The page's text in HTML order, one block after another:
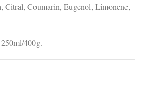
Citral, Coumarin, Eugenol, Limonene,
400g.